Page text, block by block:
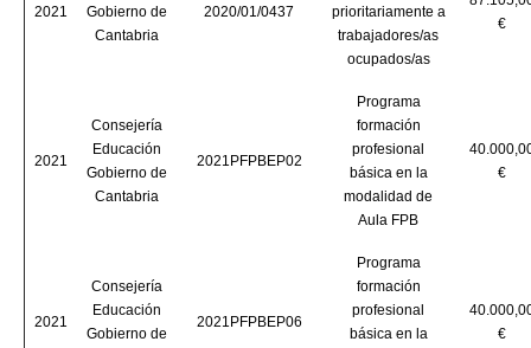
2021
Gobierno de
Cantabria
2020/01/0437
prioritariamente a
trabajadores/as
ocupados/as
€
2021
Consejería
Educación
Gobierno de
Cantabria
2021PFPBEP02
Programa
formación
profesional
básica en la
modalidad de
Aula FPB
€
2021
Consejería
Educación
Gobierno de
2021PFPBEP06
Programa
formación
profesional
básica en la
€